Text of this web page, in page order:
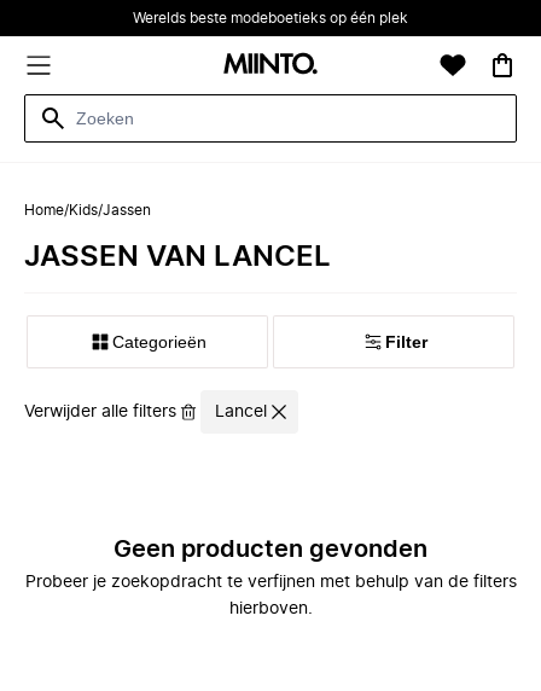
Werelds beste modeboetieks op één plek
Home/Kids/Jassen
JASSEN VAN LANCEL
Categorieën Filter
Verwijder alle filters Lancel
Geen producten gevonden
Probeer je zoekopdracht te verfijnen met behulp van de filters
hierboven.